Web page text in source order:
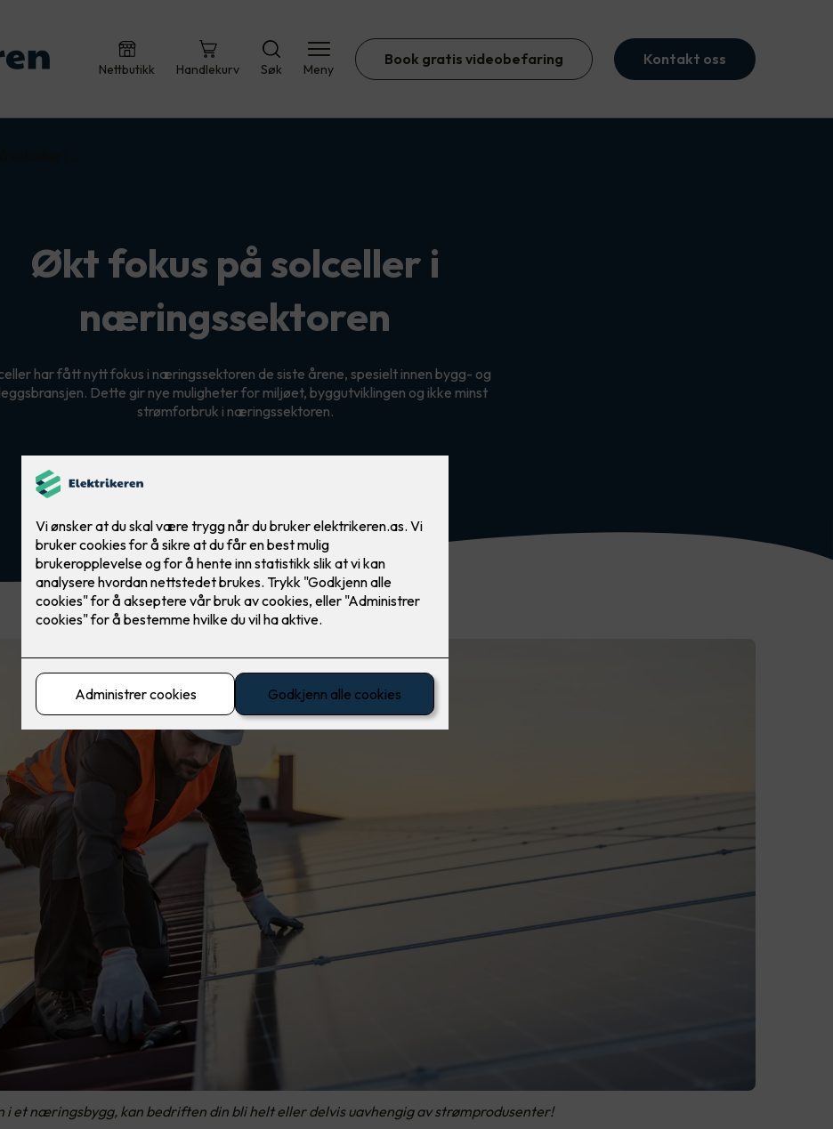
Nettbutikk Handlekurv Søk Meny
Book gratis videobefaring Kontakt oss
Økt fokus på solceller i
næringssektoren
har fått nytt fokus i næringssektoren de siste årene, spesielt innen bygg- og
Dette gir nye muligheter for miljøet, byggutviklingen og ikke minst
strømforbruk i næringssektoren.
i et næringsbygg, kan bedriften din bli helt eller delvis uavhengig av strømprodusenter!